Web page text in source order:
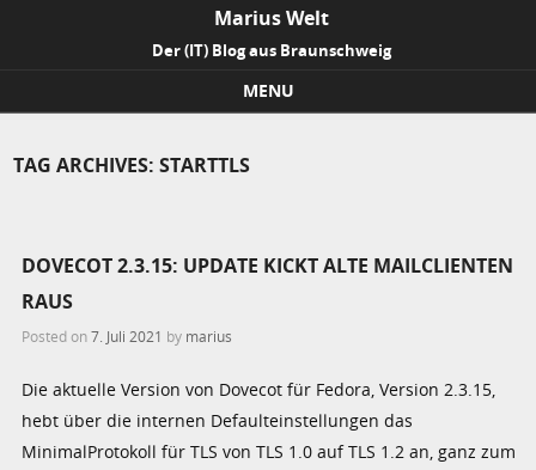
Marius Welt
Der (IT) Blog aus Braunschweig
MENU
TAG ARCHIVES:STARTTLS
DOVECOT 2.3.15: UPDATE KICKT ALTE MAILCLIENTEN
RAUS
Posted on7. Juli 2021 by marius
Die aktuelle Version von Dovecot für Fedora, Version 2.3.15,
hebt über die internen Defaulteinstellungen das
MinimalProtokoll für TLS von TLS 1.0 auf TLS 1.2 an, ganz zum